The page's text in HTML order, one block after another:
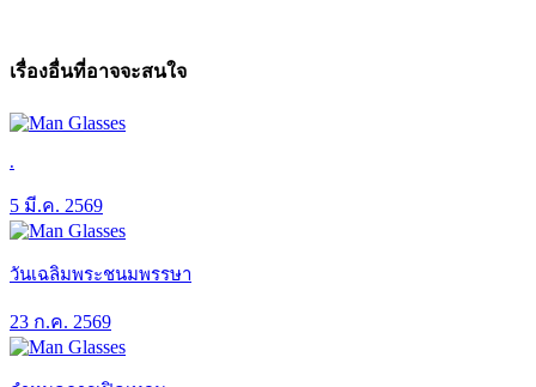
เรื่องอื่นที่อาจจะสนใจ
.
5 มี.ค. 2569
วันเฉลิมพระชนมพรรษา
23 ก.ค. 2569